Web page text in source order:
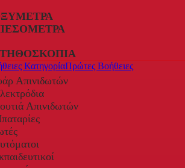
Πρώτες Βοήθειες
Απινιδωτών
Απινιδωτών